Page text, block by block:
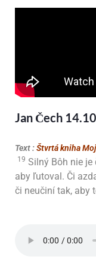
Jan Čech
Text :Štvrtá kniha
19 Silný Bôh nie je
aby ľutoval. Či
či neučiní tak, aby